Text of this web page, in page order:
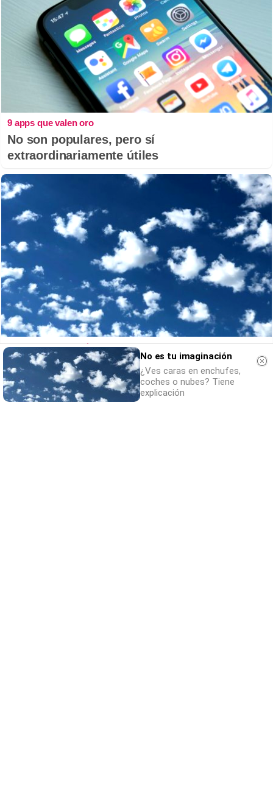
9 apps que valen oro
No son populares, pero sí
extraordinariamente útiles
No es tu imaginación
¿Ves caras en enchufes, coches o nubes?
Tiene explicación
No es tu imaginación
¿Ves caras en enchufes,
coches o nubes? Tiene
explicación